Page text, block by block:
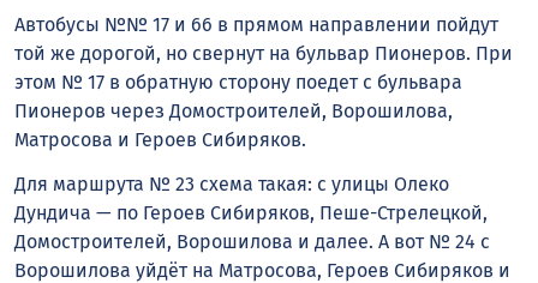
Автобусы №№ 17 и 66 в прямом направлении пойдут
той же дорогой, но свернут на бульвар Пионеров. При
этом № 17 в обратную сторону поедет с бульвара
Пионеров через Домостроителей, Ворошилова,
Матросова и Героев Сибиряков.
Для маршрута № 23 схема такая: с улицы Олеко
Дундича — по Героев Сибиряков, Пеше-Стрелецкой,
Домостроителей, Ворошилова и далее. А вот № 24 с
Ворошилова уйдёт на Матросова, Героев Сибиряков и